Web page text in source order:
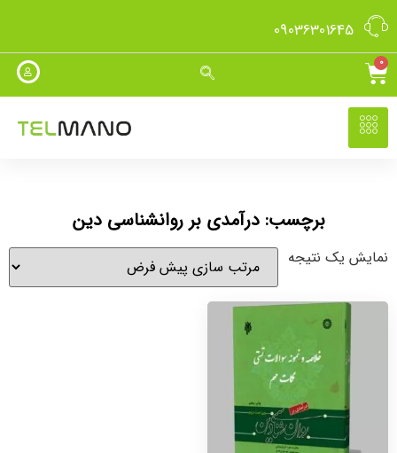
09036301645
0
برچسب: درآمدی بر روانشناسی دین
نمایش یک نتیجه